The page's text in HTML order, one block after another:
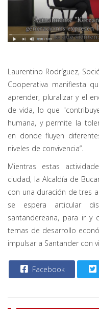
Laurentino Rodríguez,
Cooperativa manifiesta
aprender, pluralizar y el
de vida, lo que
humana, y permite la
en donde fluyen
niveles de convivencia”.
Mientras estas
ciudad, la Alcaldía de
con una duración de tres
se espera articular
santandereana, para ir y
temas de desarrollo
impulsar a Santander con
Facebook